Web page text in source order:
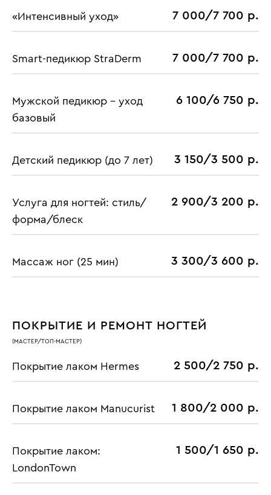
«Интенсивный уход» 7 000/7 700 р.
Smart-педикюр StraDerm 7 000/7 700 р.
Мужской педикюр - уход
базовый
6 100/6 750 р.
Детский педикюр (до 7 лет) 3 150/3 500 р.
Услуга для ногтей: стиль/
форма/блеск
2 900/3 200 р.
Массаж ног (25 мин) 3 300/3 600 р.
ПОКРЫТИЕ И РЕМОНТ НОГТЕЙ
(МАСТЕР/ТОП-МАСТЕР)
Покрытие лаком Hermes 2 500/2 750 р.
Покрытие лаком Manucurist 1 800/2 000 р.
Покрытие лаком:
LondonTown
1 500/1 650 р.